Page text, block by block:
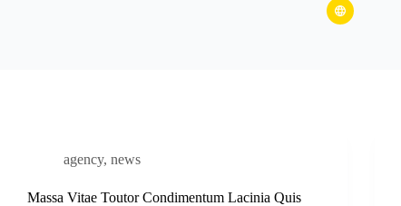
agency, news
Massa Vitae Toutor Condimentum Lacinia Quis